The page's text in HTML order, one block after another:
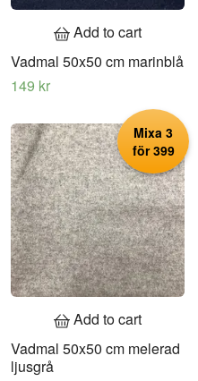
Add to cart
Vadmal 50x50 cm marinblå
149 kr
Mixa 3
för 399
Add to cart
Vadmal 50x50 cm melerad
ljusgrå